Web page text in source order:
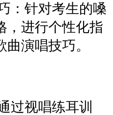
针对考生的嗓
，进行个性化指
演唱技巧。
视唱练耳训